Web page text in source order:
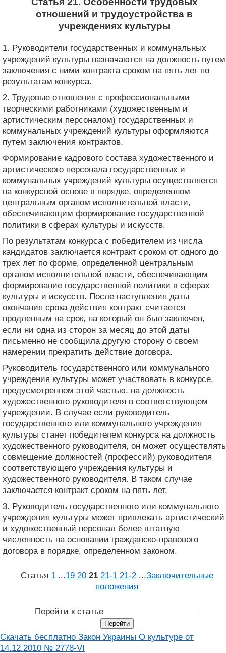
отношений и трудоустройства в
учреждениях культуры
1. Руководители государственных и коммунальных
учреждений культуры назначаются на должность путем
заключения с ними контракта сроком на пять лет по
результатам конкурса.
2. Трудовые отношения с профессиональными
творческими работниками (художественным и
артистическим персоналом) государственных и
коммунальных учреждений культуры оформляются
путем заключения контрактов.
Формирование кадрового состава художественного и
артистического персонала государственных и
коммунальных учреждений культуры осуществляется
на конкурсной основе в порядке, определенном
центральным органом исполнительной власти,
обеспечивающим формирование государственной
политики в сферах культуры и искусств.
По результатам конкурса с победителем из числа
кандидатов заключается контракт сроком от одного до
трех лет по форме, определенной центральным
органом исполнительной власти, обеспечивающим
формирование государственной политики в сферах
культуры и искусств. После наступления даты
окончания срока действия контракт считается
продленным на срок, на который он был заключен,
если ни одна из сторон за месяц до этой даты
письменно не сообщила другую сторону о своем
намерении прекратить действие договора.
Руководитель государственного или коммунального
учреждения культуры может участвовать в конкурсе,
предусмотренном этой частью, на должность
художественного руководителя в соответствующем
учреждении. В случае если руководитель
государственного или коммунального учреждения
культуры станет победителем конкурса на должность
художественного руководителя, он может осуществлять
совмещение должностей (профессий) руководителя
соответствующего учреждения культуры и
художественного руководителя. В таком случае
заключается контракт сроком на пять лет.
3. Руководитель государственного или коммунального
учреждения культуры может привлекать артистический
и художественный персонал более штатную
численность на основании гражданско-правового
договора в порядке, определенном законом.
Статья 1 ...19 20 21 21‑1 21‑2 ...Заключительные
положения
Перейти к статье
Скачать бесплатно Закон Украины О культуре от
14.12.2010 № 2778-VI